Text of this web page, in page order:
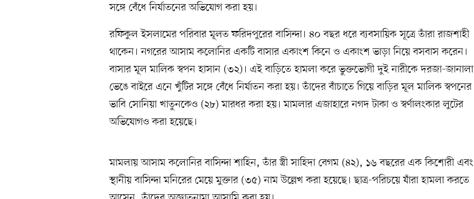
সঙ্গে বেঁধে নির্যাতনের অভিযোগ করা হয়।
রফিকুল ইসলামের পরিবার মূলত ফরিদপুরের বাসিন্দা। ৪০ বছর ধরে ব্যবসায়িক সূত্রে তাঁরা রাজশাহী
থাকেন। নগরের আসাম কলোনির একটি বাসার একাংশ কিনে ও একাংশ ভাড়া নিয়ে বসবাস করেন।
বাসার মূল মালিক স্বপন হাসান (৩২)। এই বাড়িতে হামলা করে ভুক্তভোগী দুই নারীকে দরজা-জানালা
ভেঙে বাইরে এনে খুঁটির সঙ্গে বেঁধে নির্যাতন করা হয়। তাঁদের বাঁচাতে গিয়ে বাড়ির মূল মালিক স্বপনের
ভাবি সোনিয়া খাতুনকেও (২৮) মারধর করা হয়। মামলার এজাহারে নগদ টাকা ও স্বর্ণালংকার লুটের
অভিযোগও করা হয়েছে।
মামলায় আসাম কলোনির বাসিন্দা শাহিন, তাঁর স্ত্রী সাহিদা বেগম (৪২), ১৬ বছরের এক কিশোরী এবং
স্থানীয় বাসিন্দা মনিরের মেয়ে মুক্তার (৩৫) নাম উল্লেখ করা হয়েছে। ছাত্র-পরিচয়ে যাঁরা হামলা করতে